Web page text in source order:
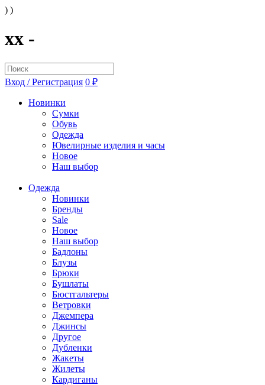
) )
xx -
Вход / Регистрация 0 ₽
Новинки
Сумки
Обувь
Одежда
Ювелирные изделия и часы
Новое
Наш выбор
Одежда
Новинки
Бренды
Sale
Новое
Наш выбор
Бадлоны
Блузы
Брюки
Бушлаты
Бюстгальтеры
Ветровки
Джемпера
Джинсы
Другое
Дубленки
Жакеты
Жилеты
Кардиганы